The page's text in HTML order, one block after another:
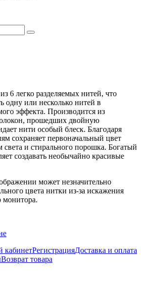
6 легко разделяемых нитей, что
одну или несколько нитей в
эффекта. Производится из
прошедших двойную
нити особый блеск. Благодаря
сохраняет первоначальный цвет
света и стирального порошка. Богатый
создавать необычайно красивые
может незначительно
цвета нитки из-за искажения
монитора.
кабинетРегистрацияДоставка и оплата
Возврат товара